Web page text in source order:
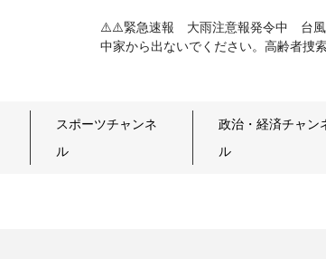
⚠️⚠️緊急速報 大雨注意報発令中 台風
中家から出ないでください。高齢者捜索
スポーツチャンネ
ル
政治・経済チャン
ル